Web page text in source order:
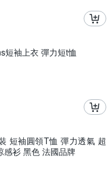
短袖上衣 彈力短t恤
短袖圓領T恤 彈力透氣 超
感衫 黑色 法國品牌